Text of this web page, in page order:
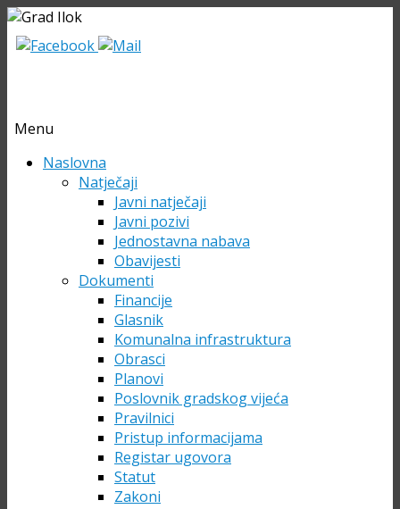
Menu
Skip Naslovna
Natječaji
Javni natječaji
Javni pozivi
Jednostavna nabava
Obavijesti
Dokumenti
Financije
Glasnik
Komunalna infrastruktura
Obrasci
Planovi
Poslovnik gradskog vijeća
Pravilnici
Pristup informacijama
Registar ugovora
Statut
Zakoni